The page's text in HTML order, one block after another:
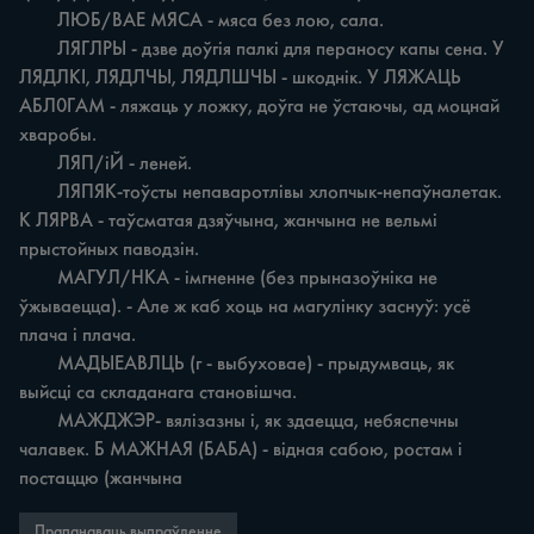
ЛЯДЛКІ, ЛЯДЛЧЫ, ЛЯДЛШЧЫ - шкоднік. У ЛЯЖАЦЬ
АБЛ0ГАМ - ляжаць у ложку, доўга не ўстаючы, ад моцнай
хваробы.
К ЛЯРВА - таўсматая дзяўчына, жанчына не вельмі
прыстойных паводзін.
ўжываецца). - Але ж каб хоць на магулінку заснуў: усё
плача i плача.
выйсці ca складанага становішча.
чалавек. Б МАЖНАЯ (БАБА) - відная сабою, ростам i
постаццю (жанчына